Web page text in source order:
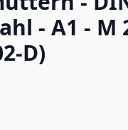
- A1 - M
D)